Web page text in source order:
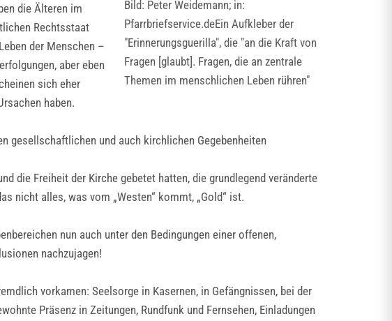
Bild: Peter Weidemann; in:
Pfarrbriefservice.deEin Aufkleber der
"Erinnerungsguerilla", die "an die Kraft von
Fragen [glaubt]. Fragen, die an zentrale
Themen im menschlichen Leben rühren"
die Älteren im
Rechtsstaat
der Menschen –
aber eben
sich eher
haben.
gesellschaftlichen und auch kirchlichen Gegebenheiten
die Freiheit der Kirche gebetet hatten, die grundlegend veränderte
nicht alles, was vom „Westen“ kommt, „Gold“ ist.
nun auch unter den Bedingungen einer offenen,
nachzujagen!
vorkamen: Seelsorge in Kasernen, in Gefängnissen, bei der
Präsenz in Zeitungen, Rundfunk und Fernsehen, Einladungen